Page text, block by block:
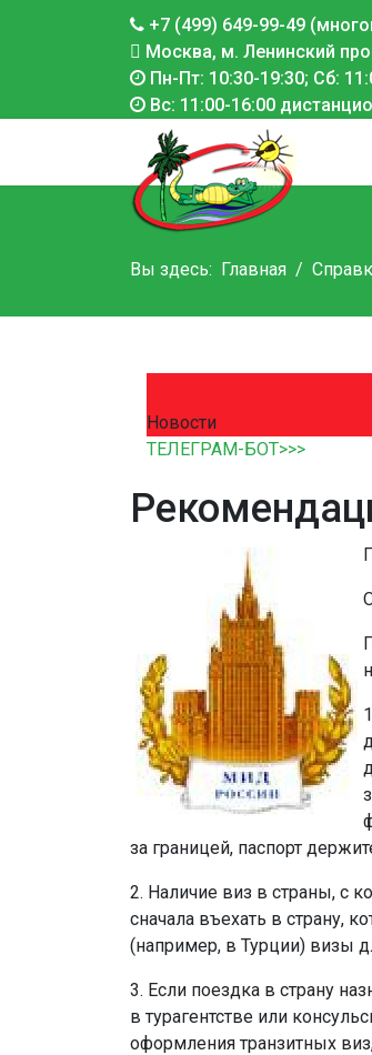
+7 (499) 649-99-49
Москва, м. Ленинский
Пн-Пт: 10:30-19:30; Сб:
Вс: 11:00-16:00
Вы здесь: Главная
Новости
ТЕЛЕГРАМ-БОТ>>>
за границей, паспорт
2. Наличие виз в страны, с
сначала въехать в страну,
(например, в Турции) визы
3. Если поездка в страну
в турагентстве или
оформления транзитных